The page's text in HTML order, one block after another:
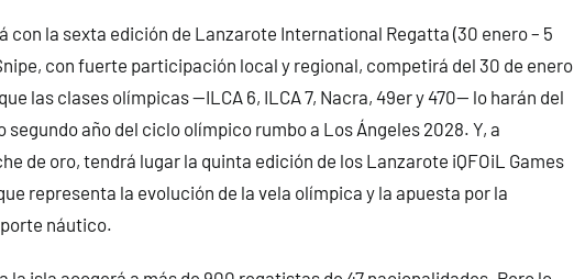
con la sexta edición de Lanzarote International Regatta (30 enero – 5
con fuerte participación local y regional, competirá del 30 de enero
las clases olímpicas —ILCA 6, ILCA 7, Nacra, 49er y 470— lo harán del
segundo año del ciclo olímpico rumbo a Los Ángeles 2028. Y, a
de oro, tendrá lugar la quinta edición de los Lanzarote iQFOiL Games
representa la evolución de la vela olímpica y la apuesta por la
náutico.